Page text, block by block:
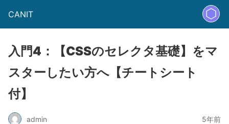
CANIT
入門4：【CSSのセレクタ基礎】をマ
スターしたい方へ【チートシート
付】
admin 5年前